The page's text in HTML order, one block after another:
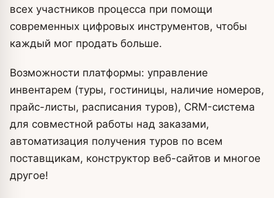
всех участников процесса при помощи
современных цифровых инструментов, чтобы
каждый мог продать больше.
Возможности платформы: управление
инвентарем (туры, гостиницы, наличие номеров,
прайс-листы, расписания туров), CRM-система
для совместной работы над заказами,
автоматизация получения туров по всем
поставщикам, конструктор веб-сайтов и многое
другое!